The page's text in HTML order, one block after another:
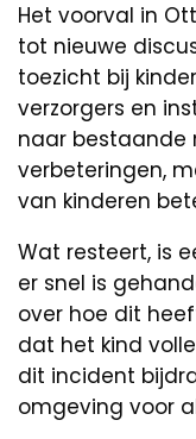
Het voorval in
tot nieuwe
toezicht bij
verzorgers en
naar bestaande
verbeteringen,
van kinderen
Wat resteert, is
er snel is
over hoe dit
dat het kind
dit incident
omgeving voor